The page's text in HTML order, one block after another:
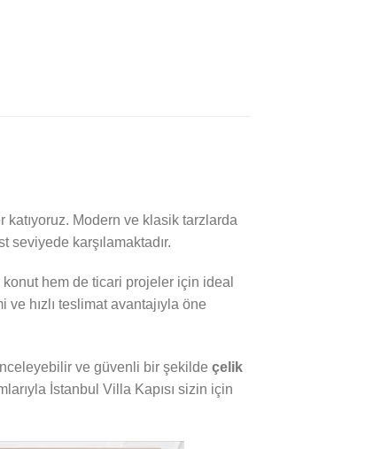
katıyoruz. Modern ve klasik tarzlarda
seviyede karşılamaktadır.
hem de ticari projeler için ideal
hızlı teslimat avantajıyla öne
ve güvenli bir şekilde çelik
İstanbul Villa Kapısı sizin için